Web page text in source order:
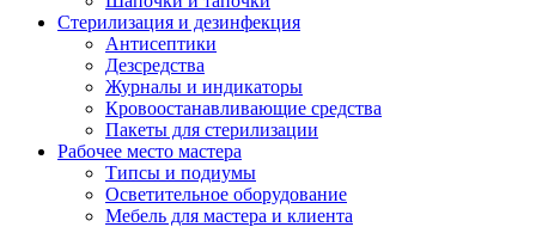
Стерилизация и дезинфекция
Антисептики
Дезсредства
Журналы и индикаторы
Кровоостанавливающие средства
Пакеты для стерилизации
Рабочее место мастера
Типсы и подиумы
Осветительное оборудование
Мебель для мастера и клиента